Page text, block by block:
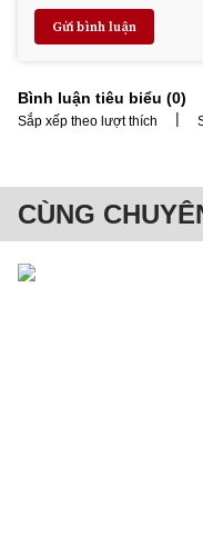
Gửi bình luận
Bình luận tiêu biểu (0)
Sắp xếp theo lượt thích |
CÙNG